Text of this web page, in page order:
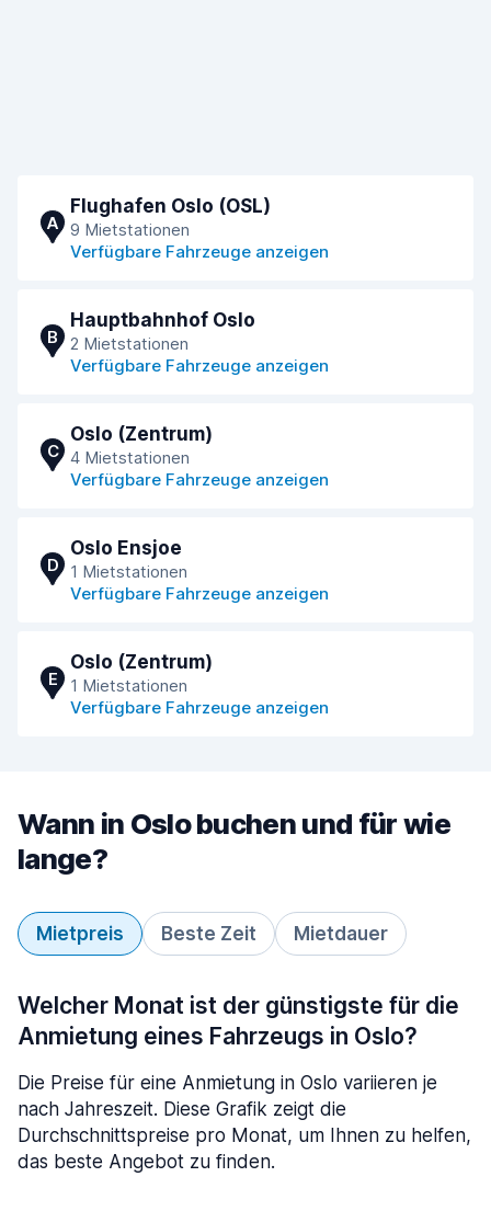
A
Flughafen Oslo (OSL)
9 Mietstationen
Verfügbare Fahrzeuge anzeigen
B
Hauptbahnhof Oslo
2 Mietstationen
Verfügbare Fahrzeuge anzeigen
C
Oslo (Zentrum)
4 Mietstationen
Verfügbare Fahrzeuge anzeigen
D
Oslo Ensjoe
1 Mietstationen
Verfügbare Fahrzeuge anzeigen
E
Oslo (Zentrum)
1 Mietstationen
Verfügbare Fahrzeuge anzeigen
Wann in Oslo buchen und für wie
lange?
Mietpreis Beste Zeit Mietdauer
Welcher Monat ist der günstigste für die
Anmietung eines Fahrzeugs in Oslo?
Die Preise für eine Anmietung in Oslo variieren je
nach Jahreszeit. Diese Grafik zeigt die
Durchschnittspreise pro Monat, um Ihnen zu helfen,
das beste Angebot zu finden.